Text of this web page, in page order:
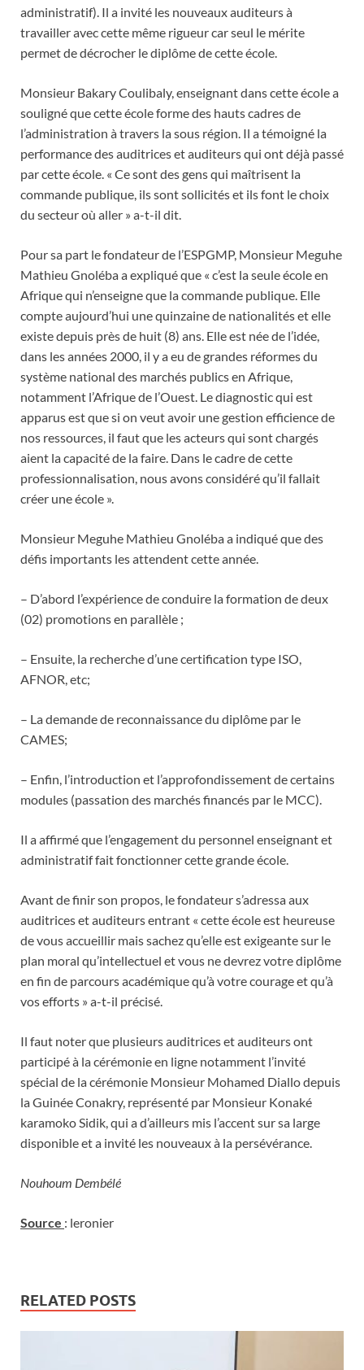
administratif). Il a invité les nouveaux auditeurs à
travailler avec cette même rigueur car seul le mérite
permet de décrocher le diplôme de cette école.
Monsieur Bakary Coulibaly, enseignant dans cette école a
souligné que cette école forme des hauts cadres de
l’administration à travers la sous région. Il a témoigné la
performance des auditrices et auditeurs qui ont déjà passé
par cette école. « Ce sont des gens qui maîtrisent la
commande publique, ils sont sollicités et ils font le choix
du secteur où aller » a-t-il dit.
Pour sa part le fondateur de l’ESPGMP, Monsieur Meguhe
Mathieu Gnoléba a expliqué que « c’est la seule école en
Afrique qui n’enseigne que la commande publique. Elle
compte aujourd’hui une quinzaine de nationalités et elle
existe depuis près de huit (8) ans. Elle est née de l’idée,
dans les années 2000, il y a eu de grandes réformes du
système national des marchés publics en Afrique,
notamment l’Afrique de l’Ouest. Le diagnostic qui est
apparus est que si on veut avoir une gestion efficience de
nos ressources, il faut que les acteurs qui sont chargés
aient la capacité de la faire. Dans le cadre de cette
professionnalisation, nous avons considéré qu’il fallait
créer une école ».
Monsieur Meguhe Mathieu Gnoléba a indiqué que des
défis importants les attendent cette année.
– D’abord l’expérience de conduire la formation de deux
(02) promotions en parallèle ;
– Ensuite, la recherche d’une certification type ISO,
AFNOR, etc;
– La demande de reconnaissance du diplôme par le
CAMES;
– Enfin, l’introduction et l’approfondissement de certains
modules (passation des marchés financés par le MCC).
Il a affirmé que l’engagement du personnel enseignant et
administratif fait fonctionner cette grande école.
Avant de finir son propos, le fondateur s’adressa aux
auditrices et auditeurs entrant « cette école est heureuse
de vous accueillir mais sachez qu’elle est exigeante sur le
plan moral qu’intellectuel et vous ne devrez votre diplôme
en fin de parcours académique qu’à votre courage et qu’à
vos efforts » a-t-il précisé.
Il faut noter que plusieurs auditrices et auditeurs ont
participé à la cérémonie en ligne notamment l’invité
spécial de la cérémonie Monsieur Mohamed Diallo depuis
la Guinée Conakry, représenté par Monsieur Konaké
karamoko Sidik, qui a d’ailleurs mis l’accent sur sa large
disponible et a invité les nouveaux à la persévérance.
Nouhoum Dembélé
Source : leronier
RELATED POSTS